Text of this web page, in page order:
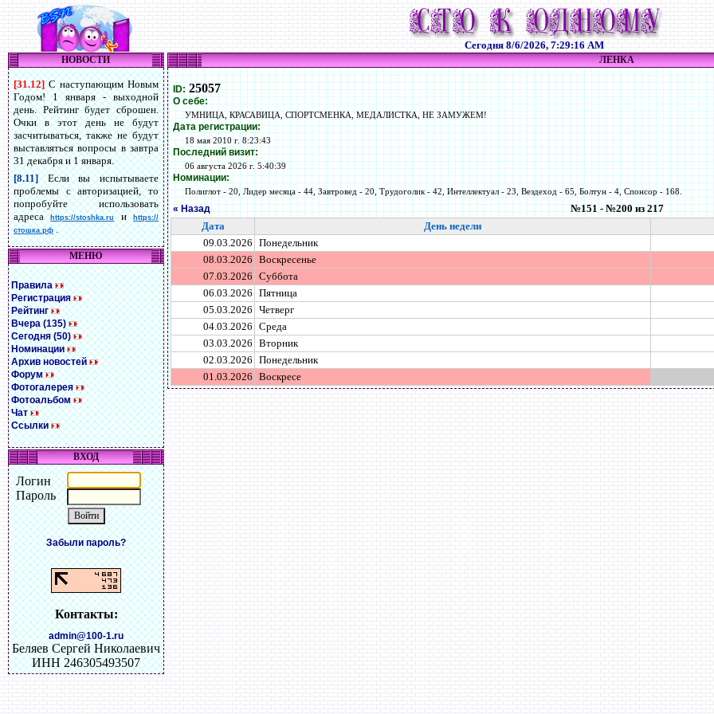
Сегодня 8/6/2026, 7:29:16 AM
НОВОСТИ
[31.12]С наступающим Новым
Годом! 1 января - выходной
день. Рейтинг будет сброшен.
Очки в этот день не будут
засчитываться, также не будут
выставляться вопросы в завтра
31 декабря и 1 января.
[8.11]Если вы испытываете
проблемы с авторизацией, то
попробуйте использовать
адресаhttps://stoshka.ruиhttps://
стошка.рф.
МЕНЮ
Правила
Регистрация
Рейтинг
Вчера (135)
Сегодня (50)
Номинации
Архив новостей
Форум
Фотогалерея
Фотоальбом
Чат
Ссылки
ВХОД
Логин
Пароль
Забыли пароль?
Контакты:
admin@100-1.ru
Беляев Сергей Николаевич
ИНН 246305493507
ЛЕНКА
ID: 25057
О себе:
УМНИЦА, КРАСАВИЦА, СПОРТСМЕНКА, МЕДАЛИСТКА, НЕ ЗАМУЖЕМ!
Дата регистрации:
18 мая 2010 г. 8:23:43
Последний визит:
06 августа 2026 г. 5:40:39
Номинации:
Полиглот - 20, Лидер месяца - 44, Завтровед - 20, Трудоголик - 42, Интеллектуал - 23, Вездеход - 65, Болтун - 4, Спонсор - 168.
« Назад №151 - №200 из 217
Дата День недели
09.03.2026 Понедельник
08.03.2026 Воскресенье
07.03.2026 Суббота
06.03.2026 Пятница
05.03.2026 Четверг
04.03.2026 Среда
03.03.2026 Вторник
02.03.2026 Понедельник
01.03.2026 Воскресе